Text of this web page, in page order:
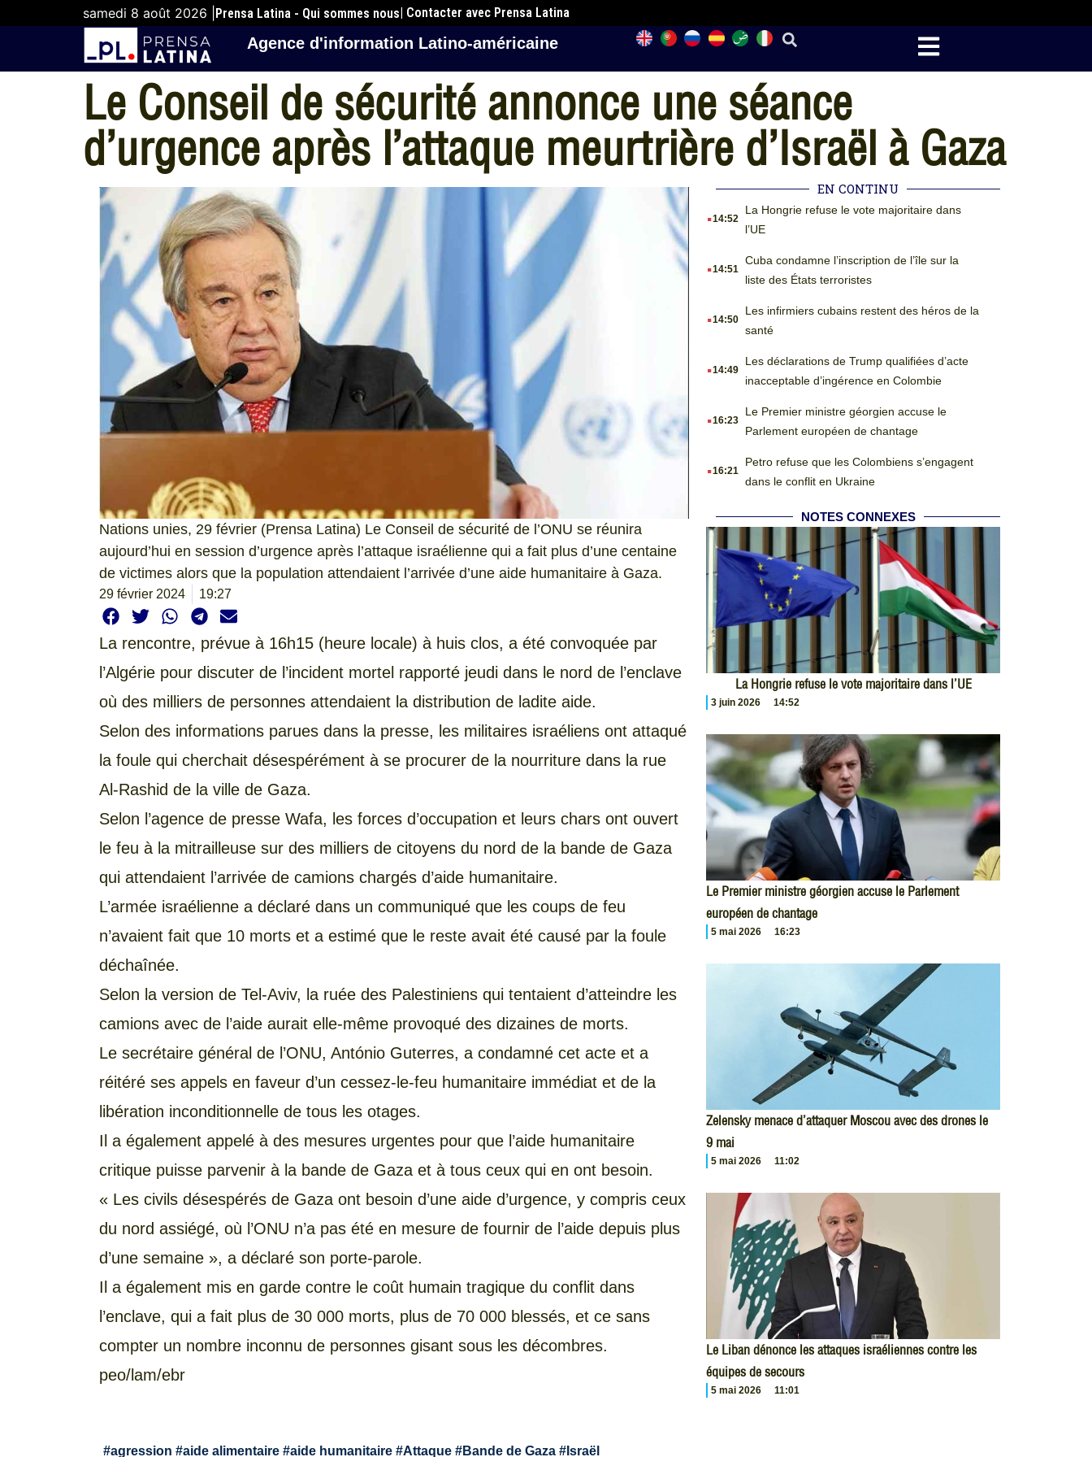
samedi 8 août 2026 | Prensa Latina - Qui sommes nous| Contacter avec Prensa Latina
Agence d'information Latino-américaine
Le Conseil de sécurité annonce une séance
d’urgence après l’attaque meurtrière d’Israël à Gaza
Nations unies, 29 février (Prensa Latina) Le Conseil de sécurité de l’ONU se réunira
aujourd’hui en session d’urgence après l’attaque israélienne qui a fait plus d’une centaine
de victimes alors que la population attendaient l’arrivée d’une aide humanitaire à Gaza.
29 février 2024 19:27
La rencontre, prévue à 16h15 (heure locale) à huis clos, a été convoquée par
l’Algérie pour discuter de l’incident mortel rapporté jeudi dans le nord de l’enclave
où des milliers de personnes attendaient la distribution de ladite aide.
Selon des informations parues dans la presse, les militaires israéliens ont attaqué
la foule qui cherchait désespérément à se procurer de la nourriture dans la rue
Al-Rashid de la ville de Gaza.
Selon l’agence de presse Wafa, les forces d’occupation et leurs chars ont ouvert
le feu à la mitrailleuse sur des milliers de citoyens du nord de la bande de Gaza
qui attendaient l’arrivée de camions chargés d’aide humanitaire.
L’armée israélienne a déclaré dans un communiqué que les coups de feu
n’avaient fait que 10 morts et a estimé que le reste avait été causé par la foule
déchaînée.
Selon la version de Tel-Aviv, la ruée des Palestiniens qui tentaient d’atteindre les
camions avec de l’aide aurait elle-même provoqué des dizaines de morts.
Le secrétaire général de l’ONU, António Guterres, a condamné cet acte et a
réitéré ses appels en faveur d’un cessez-le-feu humanitaire immédiat et de la
libération inconditionnelle de tous les otages.
Il a également appelé à des mesures urgentes pour que l’aide humanitaire
critique puisse parvenir à la bande de Gaza et à tous ceux qui en ont besoin.
« Les civils désespérés de Gaza ont besoin d’une aide d’urgence, y compris ceux
du nord assiégé, où l’ONU n’a pas été en mesure de fournir de l’aide depuis plus
d’une semaine », a déclaré son porte-parole.
Il a également mis en garde contre le coût humain tragique du conflit dans
l’enclave, qui a fait plus de 30 000 morts, plus de 70 000 blessés, et ce sans
compter un nombre inconnu de personnes gisant sous les décombres.
peo/lam/ebr
#agression #aide alimentaire #aide humanitaire #Attaque #Bande de Gaza # Israël
EN CONTINU
.14:52
La Hongrie refuse le vote majoritaire dans
l’UE
.14:51
Cuba condamne l’inscription de l’île sur la
liste des États terroristes
.14:50
Les infirmiers cubains restent des héros de la
santé
.14:49
Les déclarations de Trump qualifiées d’acte
inacceptable d’ingérence en Colombie
.16:23
Le Premier ministre géorgien accuse le
Parlement européen de chantage
.16:21
Petro refuse que les Colombiens s’engagent
dans le conflit en Ukraine
NOTES CONNEXES
La Hongrie refuse le vote majoritaire dans l’UE
3 juin 2026 14:52
Le Premier ministre géorgien accuse le Parlement
européen de chantage
5 mai 2026 16:23
Zelensky menace d’attaquer Moscou avec des drones le
9 mai
5 mai 2026 11:02
Le Liban dénonce les attaques israéliennes contre les
équipes de secours
5 mai 2026 11:01